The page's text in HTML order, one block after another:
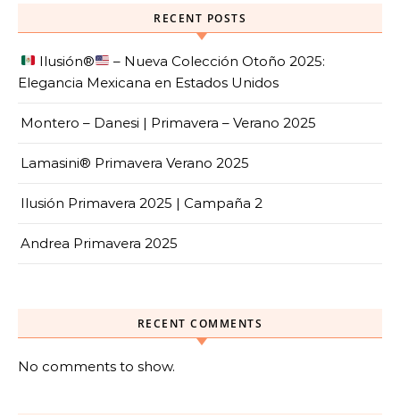
RECENT POSTS
Ilusión®️
– Nueva Colección Otoño 2025:
Elegancia Mexicana en Estados Unidos
Montero – Danesi | Primavera – Verano 2025
Lamasini® Primavera Verano 2025
Ilusión Primavera 2025 | Campaña 2
Andrea Primavera 2025
RECENT COMMENTS
No comments to show.